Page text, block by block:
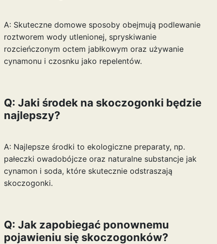
A: Skuteczne domowe sposoby obejmują podlewanie
roztworem wody utlenionej, spryskiwanie
rozcieńczonym octem jabłkowym oraz używanie
cynamonu i czosnku jako repelentów.
Q: Jaki środek na skoczogonki będzie
najlepszy?
A: Najlepsze środki to ekologiczne preparaty, np.
pałeczki owadobójcze oraz naturalne substancje jak
cynamon i soda, które skutecznie odstraszają
skoczogonki.
Q: Jak zapobiegać ponownemu
pojawieniu się skoczogonków?